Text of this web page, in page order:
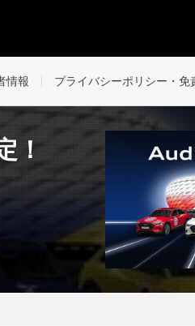
情報 プライバシーポリシー・免
！